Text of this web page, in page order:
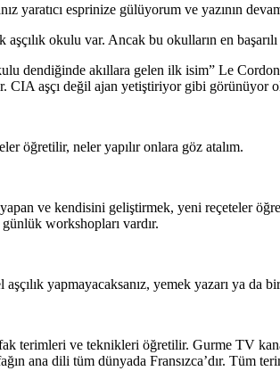
yaratıcı esprinize gülüyorum ve yazının
okulu var. Ancak bu okulların en başarılı
dendiğinde akıllara gelen ilk isim” Le
CIA aşçı değil ajan yetiştiriyor gibi görünüyor
öğretilir, neler yapılır onlara göz atalım.
ve kendisini geliştirmek, yeni reçeteler
workshopları vardır.
yapmayacaksanız, yemek yazarı ya
terimleri ve teknikleri öğretilir. Gurme TV
ana dili tüm dünyada Fransızca’dır. Tüm